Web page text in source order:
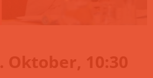
Oktober, 10:30